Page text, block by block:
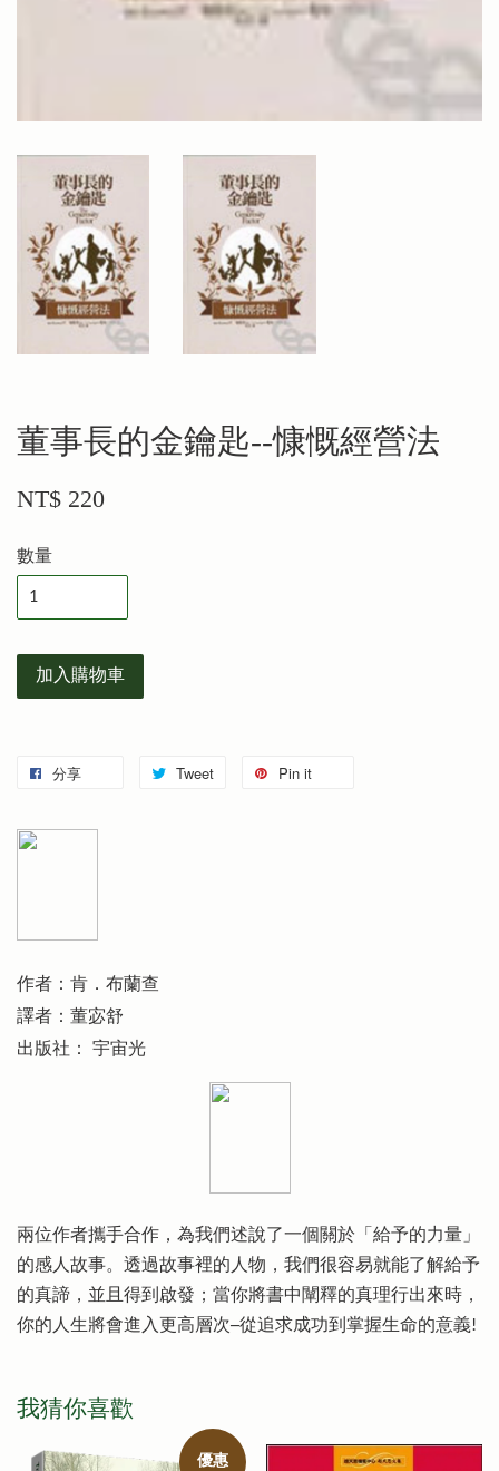
董事長的金鑰匙--慷慨經營法
NT$ 220
數量
加入購物車
分享 Tweet Pin it
作者：肯．布蘭查
譯者：董宓舒
出版社： 宇宙光
兩位作者攜手合作，為我們述說了一個關於「給予的力量」
的感人故事。透過故事裡的人物，我們很容易就能了解給予
的真諦，並且得到啟發；當你將書中闡釋的真理行出來時，
你的人生將會進入更高層次─從追求成功到掌握生命的意義!
我猜你喜歡
優惠